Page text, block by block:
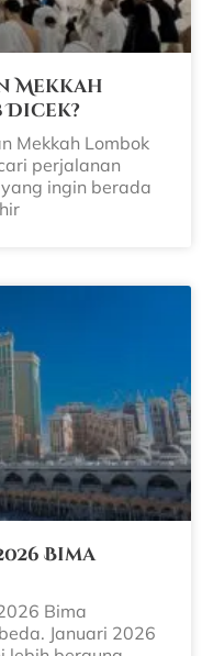
Mekkah
Dicek?
Mekkah Lombok
perjalanan
ingin berada
Bima
Bima
Januari 2026